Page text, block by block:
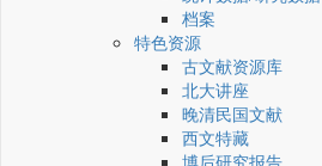
档案
特色资源
古文献资源库
北大讲座
晚清民国文献
西文特藏